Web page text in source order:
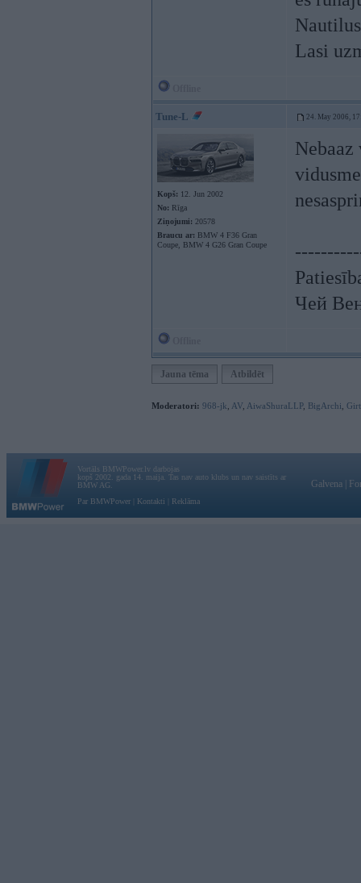
Nautilus
Lasi
Tune-L 24. May 2006,
Kopš: 12. Jun 2002
No: Rīga
Ziņojumi: 20578
Braucu ar: BMW 4 F36 Gran
Coupe, BMW 4 G26 Gran Coupe
Чей
Jauna tēma Atbildēt
Moderatori: 968-jk AV AiwaShuraLLP, BigArchi
Vortāls BMWPower.lv darbojas
kopš 2002. gada 14. maija. Tas nav auto klubs un nav saistīts ar
BMW AG.
Par BMWPower
Kontakti Reklāma
Galvena